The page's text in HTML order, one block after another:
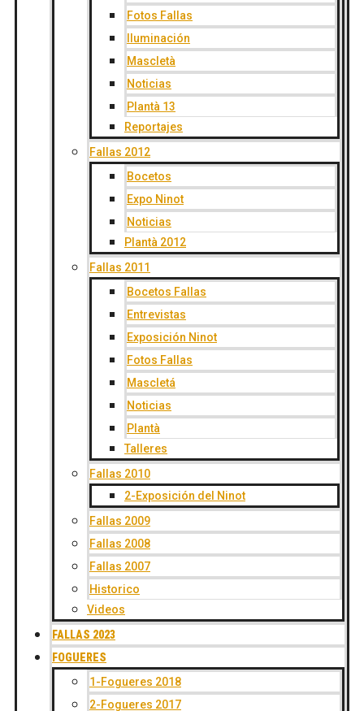
Fotos Fallas
Iluminación
Mascletà
Noticias
Plantà 13
Reportajes
Fallas 2012
Bocetos
Expo Ninot
Noticias
Plantà 2012
Fallas 2011
Bocetos Fallas
Entrevistas
Exposición Ninot
Fotos Fallas
Mascletá
Noticias
Plantà
Talleres
Fallas 2010
2-Exposición del Ninot
Fallas 2009
Fallas 2008
Fallas 2007
Historico
Videos
FALLAS 2023
FOGUERES
1-Fogueres 2018
2-Fogueres 2017